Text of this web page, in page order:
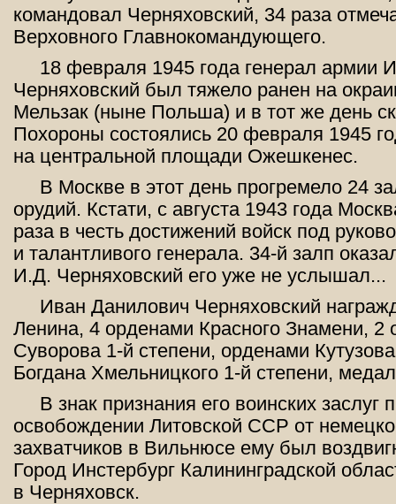
командовал Черняховский, 34 раза
Верховного Главнокомандующего.
18 февраля 1945 года генерал армии
Черняховский был тяжело ранен на
Мельзак (ныне Польша) и в тот же день
Похороны состоялись 20 февраля 1945
на центральной площади Ожешкенес.
В Москве в этот день прогремело 24
орудий. Кстати, с августа 1943 года
раза в честь достижений войск под
и талантливого генерала. 34-й залп
И.Д. Черняховский его уже не услышал...
Иван Данилович Черняховский
Ленина, 4 орденами Красного Знамени, 2
Суворова 1-й степени, орденами
Богдана Хмельницкого 1-й степени,
В знак признания его воинских заслуг
освобождении Литовской ССР от
захватчиков в Вильнюсе ему был
Город Инстербург Калининградской
в Черняховск.